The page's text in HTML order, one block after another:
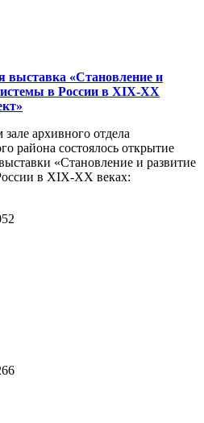
выставка «Становление и
в России в XIX-XX
архивного отдела
района состоялось открытие
«Становление и развитие
в XIX-XX веках: